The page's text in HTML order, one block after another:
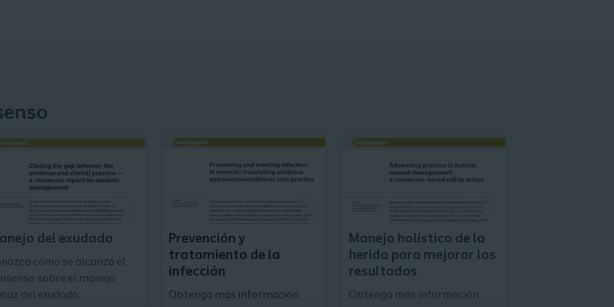
Ver publicación Ver publicación
del exudado
cómo se alcanzó el
sobre el manejo
del exudado.
Ver publicación
Prevención y
tratamiento de la
infección
Obtenga más información
Manejo holístico de la
herida para mejorar los
resultados
Obtenga más información